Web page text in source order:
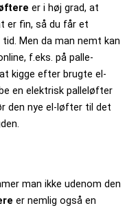
er i høj grad, at
er fin, så du får et
Men da man nemt kan
f.eks. på palle-
kigge efter brugte el-
en elektrisk palleløfter
den nye el-løfter til det
man ikke udenom den
er nemlig også en